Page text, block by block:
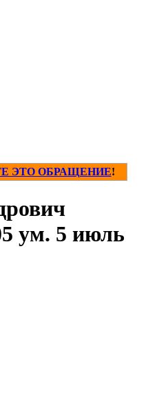
ЭТО ОБРАЩЕНИЕ!
ум. 5 июль